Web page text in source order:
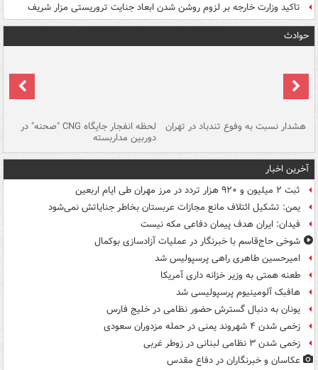
تاکید وزارت خارجه بر لزوم روشن شدن ابعاد جنایت تروریستی مزار شریف
حوادث
هشدار نسبت به وفوع تندباد در تهران لحظه انفجار جایگاه CNG "صحنه" در
دوربین مداربسته
آخرین اخبار
ثبت ۲ میلیون و ۹۲۰ هزار تردد در مرز مهران طی ایام اربعین
یمن: تشکیل ائتلاف مانع مجازات عربستان بخاطر جنایاتش نمی‌شود
فیدان: ایران هدف پیمان دفاعی مکه نیست
شوخی حاج‌قاسم با خبرنگار در عملیات آزادسازی بوکمال
امیرحسین طاهری راهی پرسپولیس شد
طعنه همتی به وزیر خزانه داری آمریکا
هافبک آلومینیوم پرسپولیسی شد
یونان به دنبال گسترش حضور نظامی در خلیج فارس
زخمی شدن ۴ شهروند یمنی در حمله مزدوران سعودی
زخمی شدن ۳ نظامی لبنانی در زوطر غربی
عکاسان و خبرنگاران در دفاع مقدس